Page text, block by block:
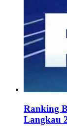
Ranking
Langkau